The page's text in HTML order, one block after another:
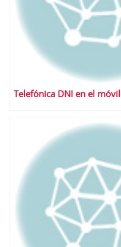
Telefónica DNI en el móvil